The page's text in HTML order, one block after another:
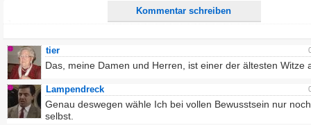
Kommentar schreiben
tier
Das, meine Damen und Herren, ist einer der ältesten Witze
Lampendreck
Genau deswegen wähle Ich bei vollen Bewusstsein nur
selbst.